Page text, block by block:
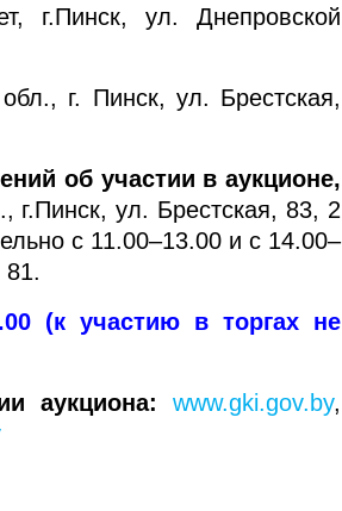
г.Пинск, ул. Днепровской
г. Пинск, ул. Брестская,
об участии в аукционе,
г.Пинск, ул. Брестская, 83, 2
с 11.00–13.00 и с 14.00–
81.
(к участию в торгах не
аукциона:
www.gki.gov.by,